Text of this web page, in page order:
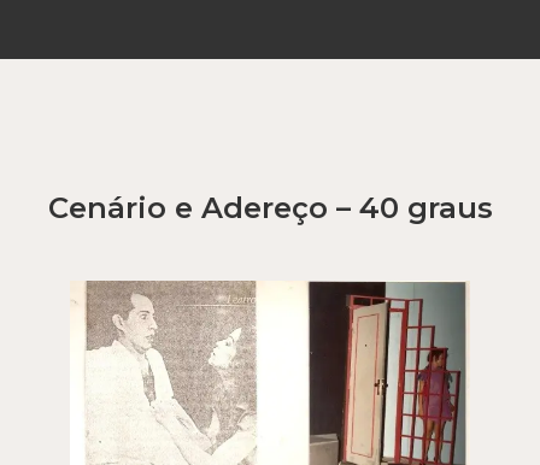
Cenário e Adereço – 40 graus